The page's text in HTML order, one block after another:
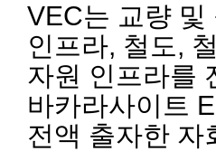
VEC는 교량 및
인프라, 철도,
자원 인프라를
바카라사이트
전액 출자한 자